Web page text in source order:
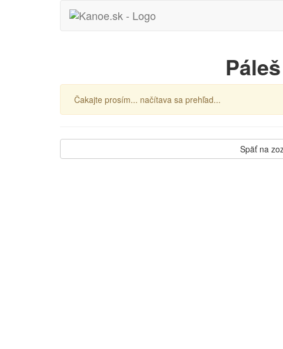
Páleš
Čakajte prosím... načítava sa prehľad...
Späť na